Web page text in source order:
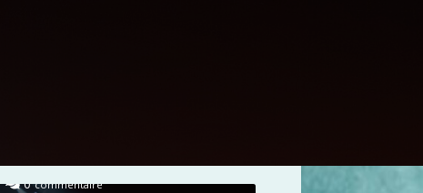
0commentaire